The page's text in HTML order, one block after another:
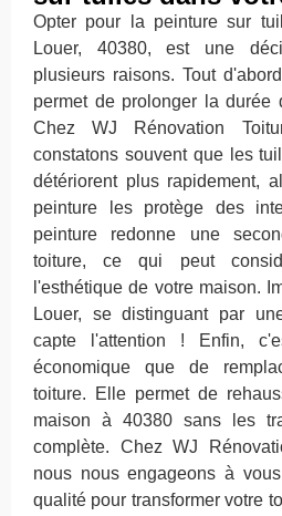
Opter pour la peinture sur
Louer, 40380, est une
plusieurs raisons. Tout
permet de prolonger la durée
Chez WJ Rénovation
constatons souvent que les
détériorent plus rapidement,
peinture les protège des
peinture redonne une
toiture, ce qui peut
l'esthétique de votre maison.
Louer, se distinguant par
capte l'attention ! Enfin,
économique que de
toiture. Elle permet de
maison à 40380 sans les
complète. Chez WJ
nous nous engageons à
qualité pour transformer votre